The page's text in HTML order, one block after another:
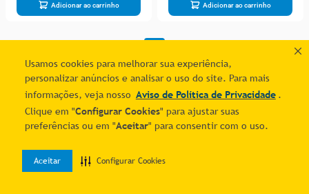
Usamos cookies para melhorar sua experiência,
personalizar anúncios e analisar o uso do site. Para mais
informações, veja nosso Aviso de Política de Privacidade .
Clique em "Configurar Cookies" para ajustar suas
preferências ou em "Aceitar" para consentir com o uso.
Aceitar Configurar Cookies
Adicionar ao carrinho Adicionar ao carrinho